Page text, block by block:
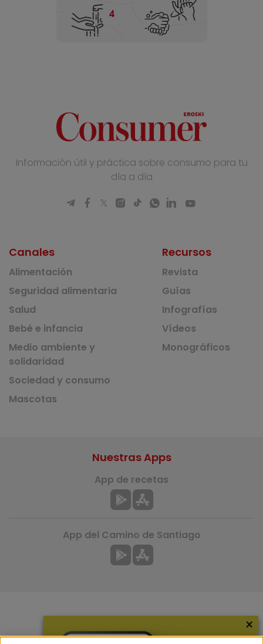
Información útil y práctica sobre consumo para tu
día a día
Canales
Alimentación
Seguridad alimentaria
Salud
Bebé e infancia
Medio ambiente y
solidaridad
Sociedad y consumo
Mascotas
Recursos
Revista
Guías
Infografías
Vídeos
Monográficos
Nuestras Apps
App de recetas
App del Camino de Santiago
×